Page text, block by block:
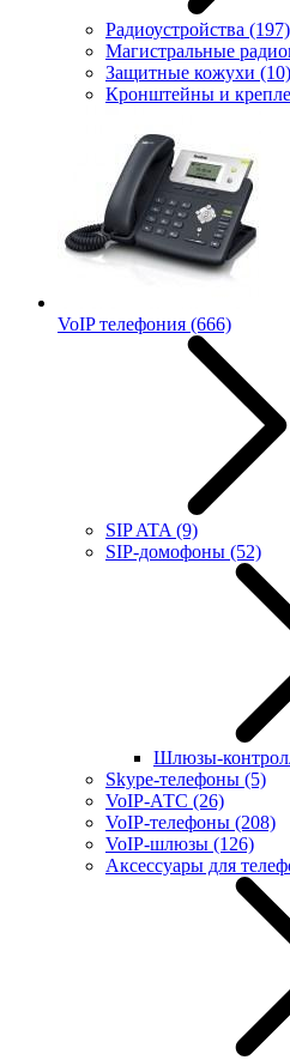
Радиоустройства (197)
Магистральные
Защитные кожухи (10)
Кронштейны и
VoIP телефония (666)
SIP ATA (9)
SIP-домофоны (52)
Шлюзы-
Skype-телефоны (5)
VoIP-АТС (26)
VoIP-телефоны (208)
VoIP-шлюзы (126)
Аксессуары для